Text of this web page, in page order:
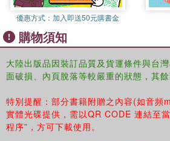
（四）光緒五年至七年初直隸
(以天津為主) 賑災 第三冊
二 登萊青兵備道時期（光緒十二年至十
（一）山東地區賑災 第四至第六冊
（二）小清河工程 第七冊
優惠方式： 加入即送50元購書金
購物須知
大陸出版品因裝訂品質及貨運條件與台
面破損、內頁脫落等較嚴重的狀態，其餘
特別提醒：部分書籍附贈之內容(如音頻
實體光碟提供，需以QR CODE 連結至
程序”，方可下載使用。